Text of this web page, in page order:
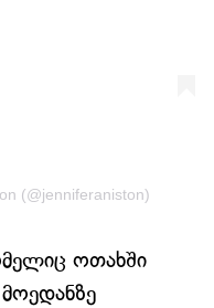
(@jenniferaniston)
ოთახში